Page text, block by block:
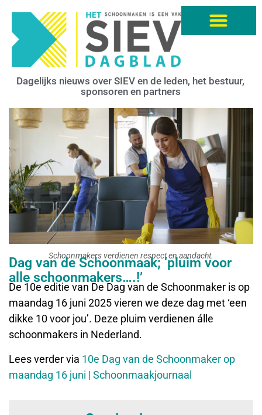
Dagelijks nieuws over SIEV en de leden, het bestuur,
sponsoren en partners
Schoonmakers verdienen respect en aandacht.
Dag van de Schoonmaak; ‘pluim voor
alle schoonmakers….!’
De 10e editie van De Dag van de Schoonmaker is op
maandag 16 juni 2025 vieren we deze dag met ‘een
dikke 10 voor jou’. Deze pluim verdienen álle
schoonmakers in Nederland.
Lees verder via 10e Dag van de Schoonmaker op
maandag 16 juni | Schoonmaakjournaal